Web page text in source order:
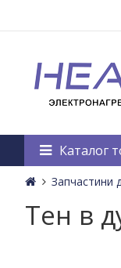
Каталог
Запчастини
Тен в